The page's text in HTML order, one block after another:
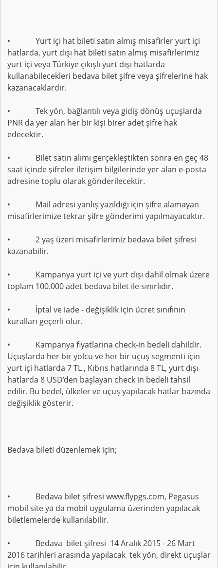
• Yurt içi hat bileti satın almış misafirler yurt içi
hatlarda, yurt dışı hat bileti satın almış misafirlerimiz
yurt içi veya Türkiye çıkışlı yurt dışı hatlarda
kullanabilecekleri bedava bilet şifre veya şifrelerine hak
kazanacaklardır.
• Tek yön, bağlantılı veya gidiş dönüş uçuşlarda
PNR da yer alan her bir kişi birer adet şifre hak
edecektir.
• Bilet satın alımı gerçekleştikten sonra en geç 48
saat içinde şifreler iletişim bilgilerinde yer alan e-posta
adresine toplu olarak gönderilecektir.
• Mail adresi yanlış yazıldığı için şifre alamayan
misafirlerimize tekrar şifre gönderimi yapılmayacaktır.
• 2 yaş üzeri misafirlerimiz bedava bilet şifresi
kazanabilir.
• Kampanya yurt içi ve yurt dışı dahil olmak üzere
toplam 100.000 adet bedava bilet ile sınırlıdır.
• İptal ve iade - değişiklik için ücret sınıfının
kuralları geçerli olur.
• Kampanya fiyatlarına check-in bedeli dahildir.
Uçuşlarda her bir yolcu ve her bir uçuş segmenti için
yurt içi hatlarda 7 TL , Kıbrıs hatlarında 8 TL, yurt dışı
hatlarda 8 USD’den başlayan check in bedeli tahsil
edilir. Bu bedel, ülkeler ve uçuş yapılacak hatlar bazında
değişiklik gösterir.
Bedava bileti düzenlemek için;
• Bedava bilet şifresi www.flypgs.com, Pegasus
mobil site ya da mobil uygulama üzerinden yapılacak
biletlemelerde kullanılabilir.
• Bedava bilet şifresi 14 Aralık 2015 - 26 Mart
2016 tarihleri arasında yapılacak tek yön, direkt uçuşlar